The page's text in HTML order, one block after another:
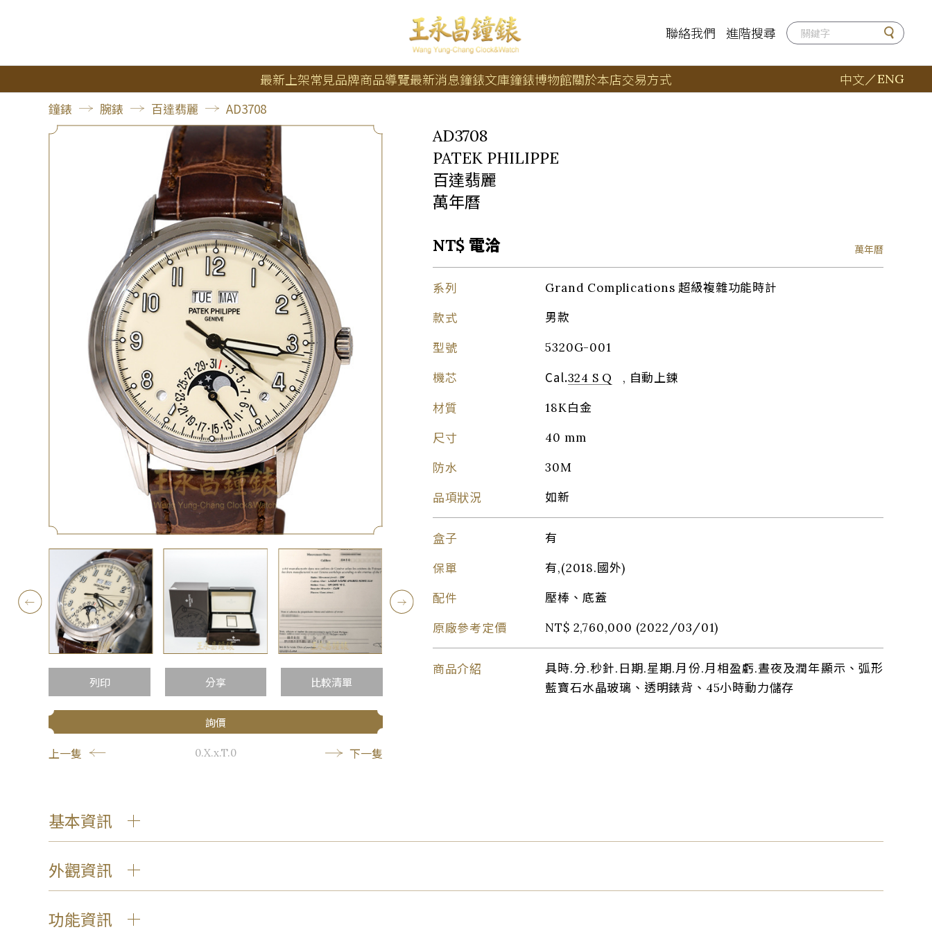
聯絡我們 進階搜尋
最新上架常見品牌商品導覽最新消息鐘錶文庫鐘錶博物館關於本店交易方式 中文／ENG
鐘錶 腕錶 百達翡麗 AD3708
…
列印 分享 比較清單
詢價
上一隻 0.X.x.T.0 下一隻
AD3708
PATEK PHILIPPE
百達翡麗
萬年曆
NT$ 電洽 萬年曆
系列 Grand Complications 超級複雜功能時計
款式 男款
型號 5320G-001
機芯 Cal.324 S Q , 自動上鍊
材質 18K白金
尺寸 40 mm
防水 30M
品項狀況 如新
盒子 有
保單 有,(2018.國外)
配件 壓棒、底蓋
原廠參考定價 NT$ 2,760,000 (2022/03/01)
商品介紹
具時.分.秒針.日期.星期.月份.月相盈虧.晝夜及潤年顯示、弧形
藍寶石水晶玻璃、透明錶背、45小時動力儲存
基本資訊
外觀資訊
功能資訊